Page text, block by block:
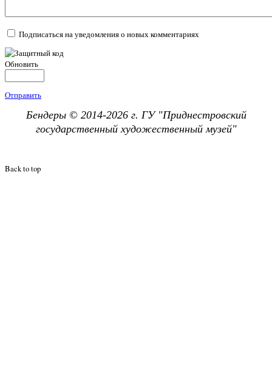
Подписаться на уведомления о новых комментариях
Обновить
Отправить
Бендеры © 2014-2026 г. ГУ "Приднестровский
государственный художественный музей"
Back to top